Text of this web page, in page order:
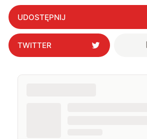
UDOSTĘPNIJ
TWITTER